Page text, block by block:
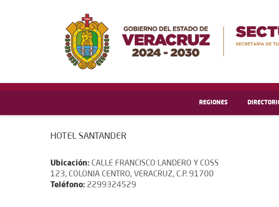
REGIONES
HOTEL SANTANDER
Ubicación: CALLE FRANCISCO LANDERO Y COSS
123, COLONIA CENTRO, VERACRUZ, C.P. 91700
Teléfono: 2299324529